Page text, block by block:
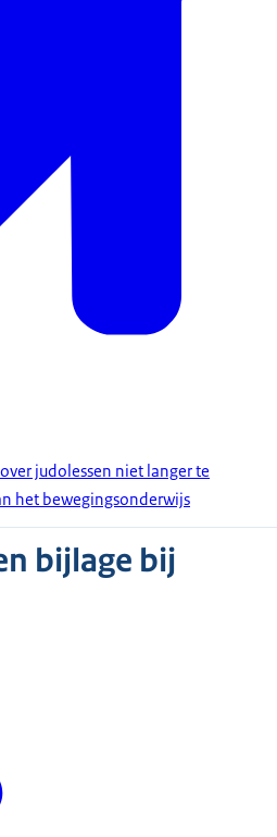
judolessen niet langer te
het bewegingsonderwijs
bijlage bij